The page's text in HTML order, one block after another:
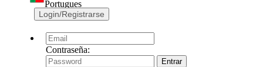
Portugues
Login/Registrarse
Contraseña: